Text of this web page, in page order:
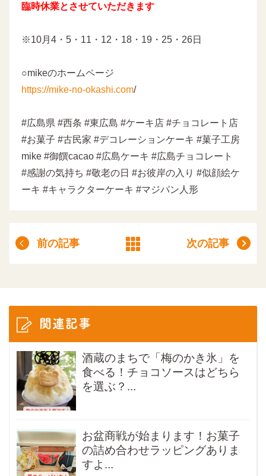
臨時休業とさせていただきます
※10月4・5・11・12・18・19・25・26日
○mikeのホームページ
https://mike-no-okashi.com/
#広島県 #西条 #東広島 #ケーキ店 #チョコレート店
#お菓子 #古民家 #デコレーションケーキ #菓子工房
mike #御饌cacao #広島ケーキ #広島チョコレート
#感謝の気持ち #敬老の日 #お彼岸の入り #似顔絵ケ
ーキ #キャラクターケーキ #マジパン人形
前の記事 次の記事
関連記事
酒蔵のまちで「梅のかき氷」を
食べる！チョコソースはどちら
を選ぶ？...
お盆商戦が始まります！お菓子
の詰め合わせラッピングありま
すよ...